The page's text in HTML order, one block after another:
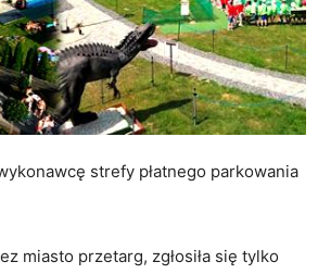
strefy płatnego parkowania
miasto przetarg, zgłosiła się tylko